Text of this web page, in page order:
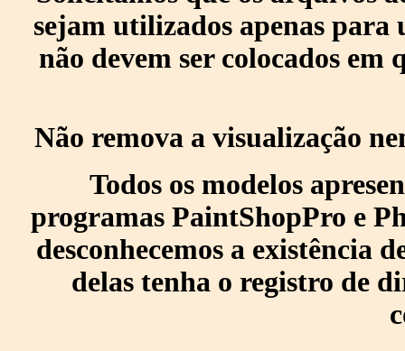
sejam utilizados apenas para
não devem ser colocados
Não remova a visualização
Todos os modelos
programas PaintShopPro e
desconhecemos a existência
delas tenha o registro de